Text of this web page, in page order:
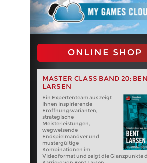
ONLINE SHOP
MASTER CLASS BAND 20:
LARSEN
Ein Expertenteam aus zeigt
Ihnen inspirierende
Eröffnungsvarianten,
strategische
Meisterleistungen,
wegweisende
Endspielmanöver und
mustergültige
Kombinationen im
Videoformat und zeigt die Glanzpunkte